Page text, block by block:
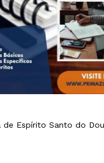
de Espírito Santo do